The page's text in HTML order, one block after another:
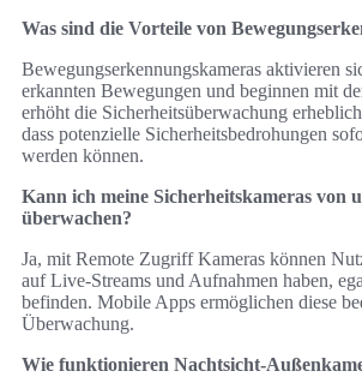
Was sind die Vorteile von
Bewegungserkennungskameras aktivieren
erkannten Bewegungen und beginnen mit
erhöht die Sicherheitsüberwachung
dass potenzielle Sicherheitsbedrohungen
werden können.
Kann ich meine Sicherheitskameras von
überwachen?
Ja, mit Remote Zugriff Kameras können
auf Live-Streams und Aufnahmen haben,
befinden. Mobile Apps ermöglichen diese
Überwachung.
Wie funktionieren Nachtsicht-